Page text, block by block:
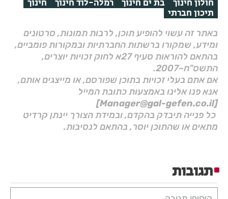
חולון חינוך בת ים חינוך רמלה-לוד חינוך חינוך
תיכון חברתי
באתר זה עשוי להופיע תוכן, לרבות תמונות, סרטונים
ומידע, שמקורו ברשתות החברתיות ובמקורות פומביים,
בהתאם להוראות סעיף 27א לחוק זכויות יוצרים,
התשס"ח–2007.
אם אתם בעלי זכויות בתוכן שפורסם, או מייצגים אותם,
אנא פנו אלינו באמצעות כתובת המייל
[Manager@gal-gefen.co.il]
כל פנייה תיבדק בהקדם, ובמידת הצורך יינתן קרדיט
מתאים או שהתוכן יוסר, בהתאם לנסיבות.
תגובות